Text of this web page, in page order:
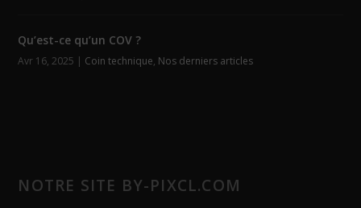
Qu’est-ce qu’un COV ?
Avr 16, 2025 | Coin technique, Nos derniers articles
NOTRE SITE BY-PIXCL.COM